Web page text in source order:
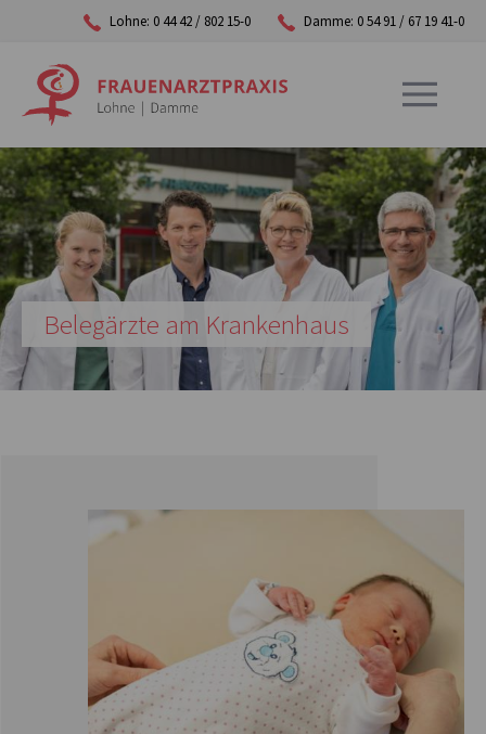
Lohne: 0 44 42 / 802 15-0 Damme: 0 54 91 / 67 19 41-0
Belegärzte am Krankenhaus